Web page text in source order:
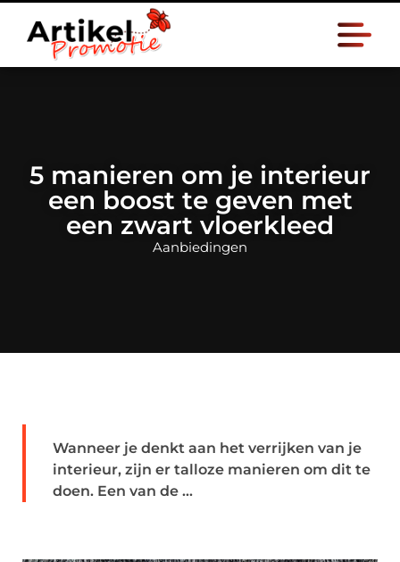
5 manieren om je interieur
een boost te geven met
een zwart vloerkleed
Aanbiedingen
Wanneer je denkt aan het verrijken van je
interieur, zijn er talloze manieren om dit te
doen. Een van de ...